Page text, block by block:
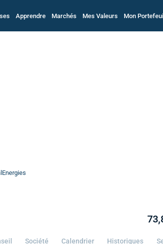
Apprendre Marchés Mes Valeurs Mon
Société Calendrier Historiques